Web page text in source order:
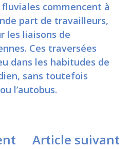
commencent à
part de travailleurs,
les liaisons de
Ces traversées
dans les habitudes de
sans toutefois
l’autobus.
Article suivant